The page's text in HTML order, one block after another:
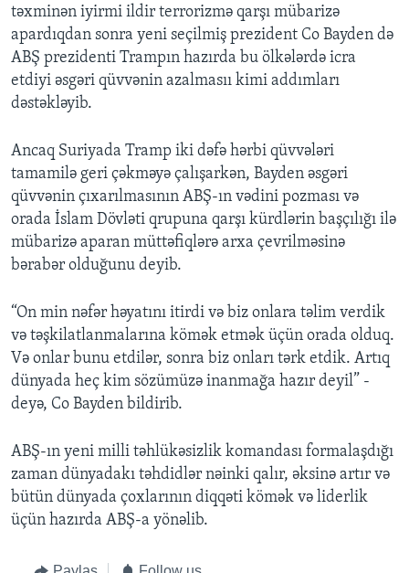
təxminən iyirmi ildir terrorizmə qarşı mübarizə
apardıqdan sonra yeni seçilmiş prezident Co Bayden də
ABŞ prezidenti Trampın hazırda bu ölkələrdə icra
etdiyi əsgəri qüvvənin azalmasıı kimi addımları
dəstəkləyib.
Ancaq Suriyada Tramp iki dəfə hərbi qüvvələri
tamamilə geri çəkməyə çalışarkən, Bayden əsgəri
qüvvənin çıxarılmasının ABŞ-ın vədini pozması və
orada İslam Dövləti qrupuna qarşı kürdlərin başçılığı ilə
mübarizə aparan müttəfiqlərə arxa çevrilməsinə
bərabər olduğunu deyib.
“On min nəfər həyatını itirdi və biz onlara təlim verdik
və təşkilatlanmalarına kömək etmək üçün orada olduq.
Və onlar bunu etdilər, sonra biz onları tərk etdik. Artıq
dünyada heç kim sözümüzə inanmağa hazır deyil” -
deyə, Co Bayden bildirib.
ABŞ-ın yeni milli təhlükəsizlik komandası formalaşdığı
zaman dünyadakı təhdidlər nəinki qalır, əksinə artır və
bütün dünyada çoxlarının diqqəti kömək və liderlik
üçün hazırda ABŞ-a yönəlib.